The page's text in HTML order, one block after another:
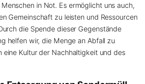
in Not. Es ermöglicht uns auch,
Gemeinschaft zu leisten und Ressourcen
die Spende dieser Gegenstände
helfen wir, die Menge an Abfall zu
eine Kultur der Nachhaltigkeit und des